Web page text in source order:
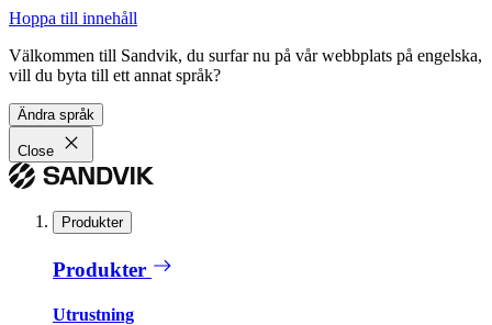
Hoppa till innehåll
Välkommen till Sandvik, du surfar nu på vår webbplats på engelska,
vill du byta till ett annat språk?
Ändra språk
Close
Produkter
Produkter
Utrustning